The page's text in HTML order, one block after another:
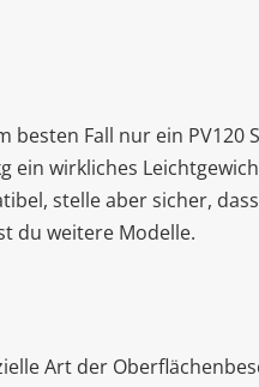
Fall nur ein PV120
ein wirkliches
stelle aber sicher,
du weitere Modelle.
Art der